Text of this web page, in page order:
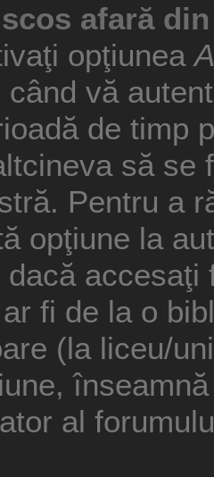
afară
opţiunea
când vă
de timp
să se
Pentru a
opţiune la
dacă
fi de la o
(la liceu/
al